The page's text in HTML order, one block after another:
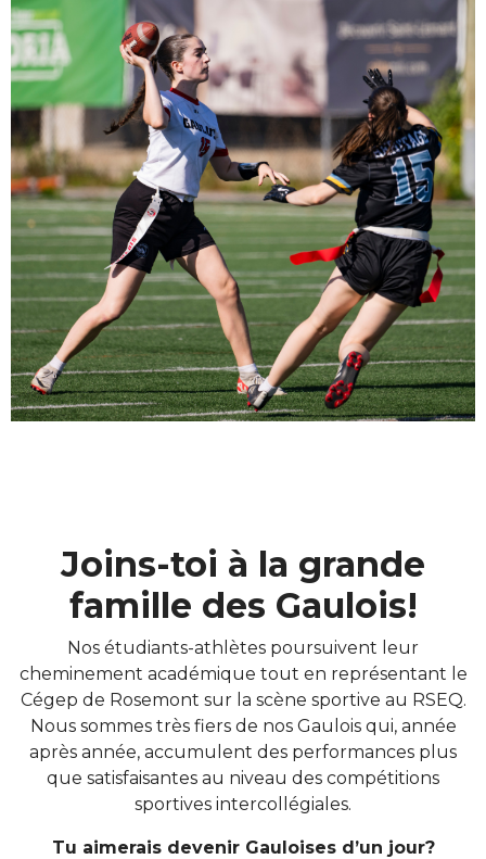
Joins-toi à la grande
famille des Gaulois!
Nos étudiants-athlètes poursuivent leur
cheminement académique tout en représentant le
Cégep de Rosemont sur la scène sportive au RSEQ.
Nous sommes très fiers de nos Gaulois qui, année
après année, accumulent des performances plus
que satisfaisantes au niveau des compétitions
sportives intercollégiales.
Tu aimerais devenir Gauloises d’un jour?